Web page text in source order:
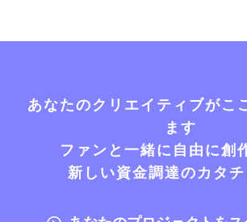
あなたのクリエイティブがこ
ます
ファンと一緒に自由に創
新しい資金調達のカタ